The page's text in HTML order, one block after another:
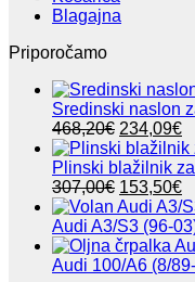
Blagajna
Priporočamo
Sredinski naslon
468,20€ Izvirna
cena
je
bila:
468,20€.
234,09€
Plinski blažilnik
307,00€ Izvirna
cena
je
bila:
307,00€.
153,50€
Audi A3/S3 (96-
Audi 100/A6 (8/